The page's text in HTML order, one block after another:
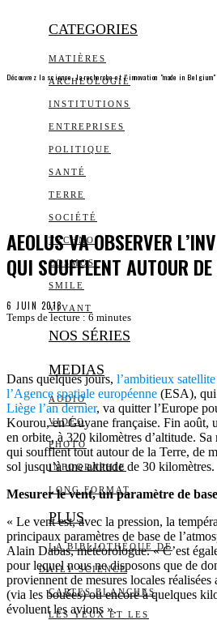
CATEGORIES
MATIÈRES
ARCHEOLOGIE
INSTITUTIONS
ENTREPRISES
POLITIQUE
SANTÉ
TERRE
SOCIÉTÉ
TECHNO
COSMOS
SMILE
VIVANT
NOS SÉRIES
MEDIAS
AUDIO
VIDÉO
PHOTO
INFOGRAPHIE
LONG FORMAT
PLUS
LA BIBLIOTHÈQUE DE
DAILY SCIENCE
CARTES BLANCHES
LES YEUX ET LES
Découvrez la science, la recherche et l’innovation "made in Belgium"
AEOLUS VA OBSERVER
QUI SOUFFLENT AUTOUR
6 JUIN 2018
Temps de lecture : 6 minutes
Dans quelques jours, l’ambitieux
l’Agence spatiale européenne (ESA), qui
Liège l’an dernier, va quitter l’Europe
Kourou, en Guyane française. Fin août,
en orbite, à 320 kilomètres d’altitude. Sa
qui soufflent tout autour de la Terre, de
sol jusqu’à une altitude de 30 kilomètres.
Mesurer le vent, un paramètre de
« Le vent est, avec la pression, la
principaux paramètres de base de
Alain Dabas, météorologue. « C’est
pour lequel nous ne disposons que de
proviennent de mesures locales
(via les bouées) ou encore à quelques
évoluent les avions ».